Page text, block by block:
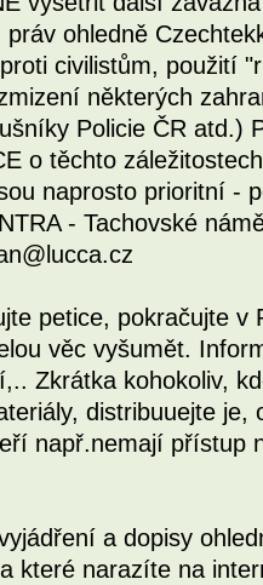
práv ohledně
civilistům, použití
některých
Policie ČR atd.)
o těchto
naprosto prioritní -
- Tachovské
petice, pokračujte v
věc vyšumět.
Zkrátka kohokoliv,
distribuuejte
např.nemají přístup
a dopisy
které narazíte na